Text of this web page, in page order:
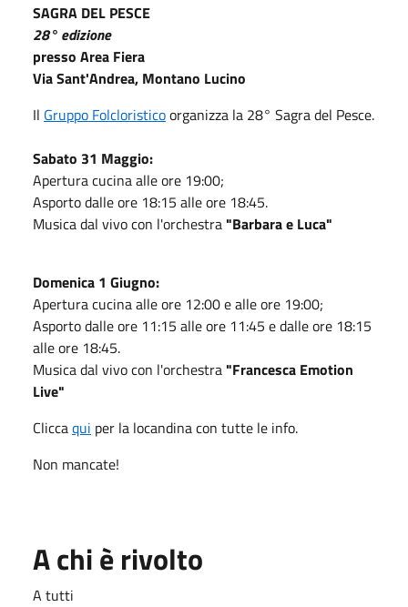
SAGRA DEL PESCE
28° edizione
presso Area Fiera
Via Sant'Andrea, Montano Lucino
Il Gruppo Folcloristicoorganizza la 28° Sagra del Pesce.
Sabato 31 Maggio:
Apertura cucina alle ore 19:00;
Asporto dalle ore 18:15 alle ore 18:45.
Musica dal vivo con l'orchestra"Barbara e Luca"
Domenica 1 Giugno:
Apertura cucina alle ore 12:00 e alle ore 19:00;
Asporto dalle ore 11:15 alle ore 11:45 e dalle ore 18:15
alle ore 18:45.
Musica dal vivo con l'orchestra"Francesca Emotion
Live"
Cliccaqui per la locandina con tutte le info.
Non mancate!
A chi è rivolto
A tutti